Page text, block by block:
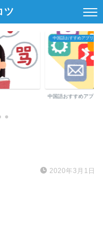
ツ
中国語おすすめアプリ・参
中国語おすすめアプリ
2020年3月1日